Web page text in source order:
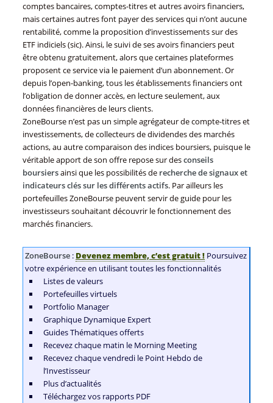
comptes bancaires, comptes-titres et autres avoirs financiers,
mais certaines autres font payer des services qui n’ont aucune
rentabilité, comme la proposition d’investissements sur des
ETF indiciels (sic). Ainsi, le suivi de ses avoirs financiers peut
être obtenu gratuitement, alors que certaines plateformes
proposent ce service via le paiement d’un abonnement. Or
depuis l’open-banking, tous les établissements financiers ont
l’obligation de donner accès, en lecture seulement, aux
données financières de leurs clients.
ZoneBourse n’est pas un simple agrégateur de compte-titres et
investissements, de collecteurs de dividendes des marchés
actions, au autre comparaison des indices boursiers, puisque le
véritable apport de son offre repose sur desconseils
boursiersainsi que les possibilités de recherche de signaux et
indicateurs clés sur les différents actifs. Par ailleurs les
portefeuilles ZoneBourse peuvent servir de guide pour les
investisseurs souhaitant découvrir le fonctionnement des
marchés financiers.
ZoneBourse: Devenez membre, c’est gratuit !Poursuivez
votre expérience en utilisant toutes les fonctionnalités
Listes de valeurs
Portefeuilles virtuels
Portfolio Manager
Graphique Dynamique Expert
Guides Thématiques offerts
Recevez chaque matin le Morning Meeting
Recevez chaque vendredi le Point Hebdo de
l’Investisseur
Plus d’actualités
Téléchargez vos rapports PDF